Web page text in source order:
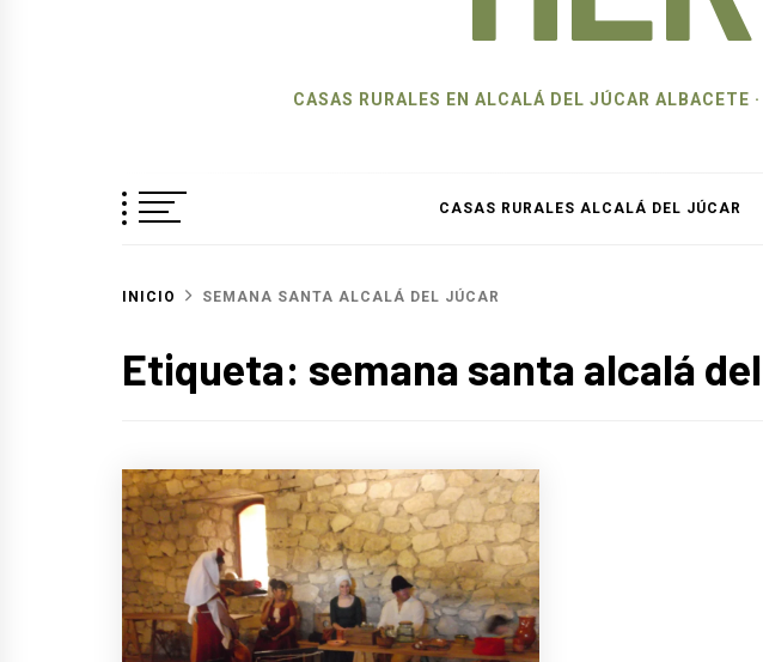
CASAS RURALES EN ALCALÁ DEL JÚCAR ALBACETE
CASAS RURALES ALCALÁ DEL JÚCAR
INICIO SEMANA SANTA ALCALÁ DEL JÚCAR
Etiqueta: semana santa alcalá